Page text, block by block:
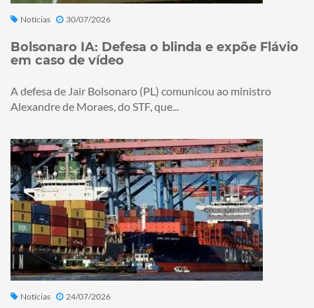
Notícias 30/07/2026
Bolsonaro IA: Defesa o blinda e expõe Flávio
em caso de vídeo
A defesa de Jair Bolsonaro (PL) comunicou ao ministro
Alexandre de Moraes, do STF, que...
Notícias 24/07/2026